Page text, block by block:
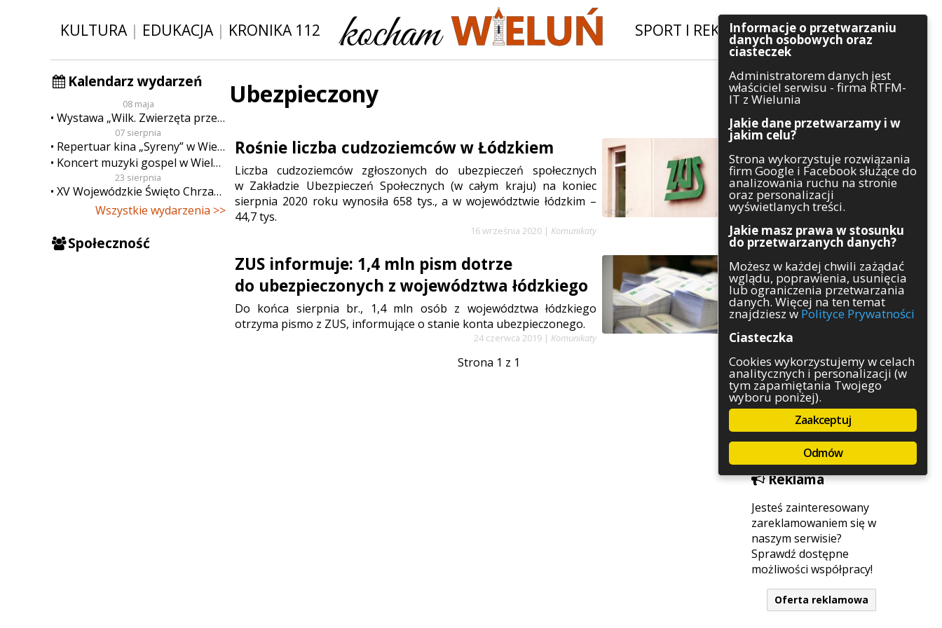
KULTURA| EDUKACJA| KRONIKA 112 SPORT I REKREACJA|INWESTYCJE
Kalendarz wydarzeń
08 maja
Wystawa „Wilk. Zwierzęta przeklęte”
07 sierpnia
Repertuar kina „Syreny” w Wieluniu w dn. od 7 do 13 sierpnia
Koncert muzyki gospel w Wieluniu
23 sierpnia
XV Wojewódzkie Święto Chrzanu
Wszystkie wydarzenia >>
Społeczność
Szukaj
Kategorie
Architektura
Gospodarka
Handel
Komunikaty
Kultura
Polityka
Pozostałe
Psychologia
Rolnictwo
Służby
Sport
Środowisko
Szkolnictwo
Wydarzenia
Zapowiedzi
Zdrowie
Reklama
Jesteś zainteresowany
zareklamowaniem się w
naszym serwisie?
Sprawdź dostępne
możliwości współpracy!
Oferta reklamowa
Ubezpieczony
Rośnie liczba cudzoziemców w Łódzkiem
Liczba cudzoziemców zgłoszonych do ubezpieczeń społecznych
w Zakładzie Ubezpieczeń Społecznych (w całym kraju) na koniec
sierpnia 2020 roku wynosiła 658 tys., a w województwie łódzkim –
44,7 tys.
16 września 2020 | Komunikaty
ZUS informuje: 1,4 mln pism dotrze
do ubezpieczonych z województwa łódzkiego
Do końca sierpnia br., 1,4 mln osób z województwa łódzkiego
otrzyma pismo z ZUS, informujące o stanie konta ubezpieczonego.
24 czerwca 2019 | Komunikaty
Strona 1 z 1
Informacje o przetwarzaniu
danych osobowych oraz
ciasteczek
Administratorem danych jest
właściciel serwisu - firma RTFM-
IT z Wielunia
Jakie dane przetwarzamy i w
jakim celu?
Strona wykorzystuje rozwiązania
firm Google i Facebook służące do
analizowania ruchu na stronie
oraz personalizacji
wyświetlanych treści.
Jakie masz prawa w stosunku
do przetwarzanych danych?
Możesz w każdej chwili zażądać
wglądu, poprawienia, usunięcia
lub ograniczenia przetwarzania
danych. Więcej na ten temat
znajdziesz w Polityce Prywatności
Ciasteczka
Cookies wykorzystujemy w celach
analitycznych i personalizacji (w
tym zapamiętania Twojego
wyboru poniżej).
Zaakceptuj
Odmów